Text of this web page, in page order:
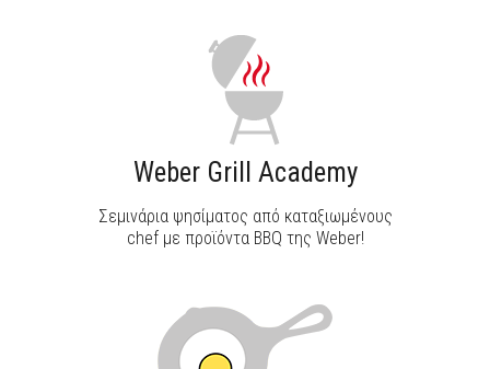
Weber Grill Academy
Σεμινάρια ψησίματος από καταξιωμένους
chef με προϊόντα BBQ της Weber!